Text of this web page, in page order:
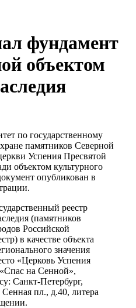
фундамент
объектом
по государственному
памятников Северной
Успения Пресвятой
объектом культурного
опубликован в
реестр
(памятников
Российской
в качестве объекта
значения
«Церковь Успения
на Сенной»,
Санкт-Петербург,
пл., д.40, литера